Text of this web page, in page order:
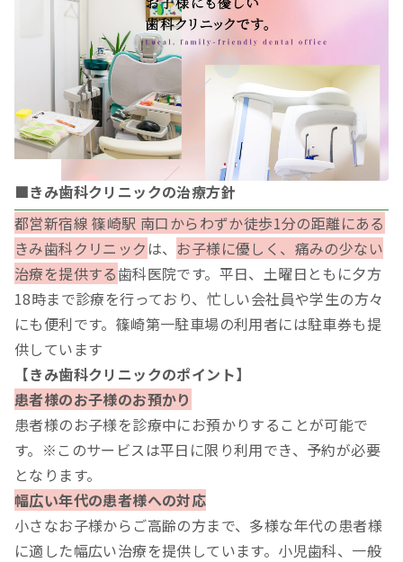
■きみ歯科クリニックの治療方針
都営新宿線 篠崎駅 南口からわずか徒歩1分の距離にある
きみ歯科クリニックは、 お子様に優しく、痛みの少ない
治療を提供する歯科医院です。平日、土曜日ともに夕方
18時まで診療を行っており、忙しい会社員や学生の方々
にも便利です。篠崎第一駐車場の利用者には駐車券も提
供しています
【きみ歯科クリニックのポイント】
患者様のお子様のお預かり
患者様のお子様を診療中にお預かりすることが可能で
す。※このサービスは平日に限り利用でき、予約が必要
となります。
幅広い年代の患者様への対応
小さなお子様からご高齢の方まで、多様な年代の患者様
に適した幅広い治療を提供しています。小児歯科、一般